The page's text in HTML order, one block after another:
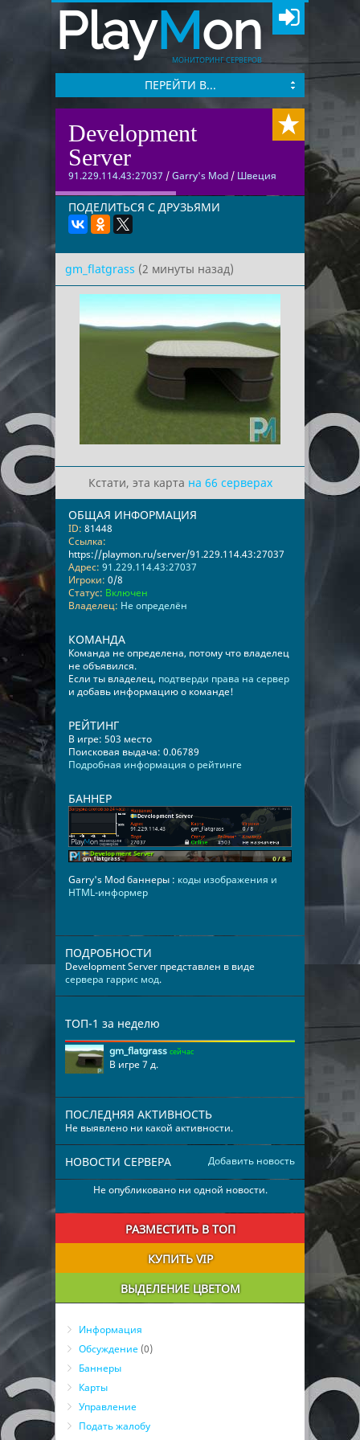
PlayMon
МОНИТОРИНГ СЕРВЕРОВ
ПЕРЕЙТИ В...
Development
Server
91.229.114.43:27037 /Garry's Mod / Швеция
ПОДЕЛИТЬСЯ С ДРУЗЬЯМИ
gm_flatgrass (2 минуты назад)
Кстати, эта карта на 66 серверах
ОБЩАЯ ИНФОРМАЦИЯ
ID: 81448
Ссылка:
https://playmon.ru/server/91.229.114.43:27037
Адрес: 91.229.114.43:27037
Игроки: 0/8
Статус: Включен
Владелец: Не определён
КОМАНДА
Команда не определена, потому что владелец
не объявился.
Если ты владелец, подтверди права на сервер
и добавь информацию о команде!
РЕЙТИНГ
В игре: 503 место
Поисковая выдача: 0.06789
Подробная информация о рейтинге
БАННЕР
Garry's Mod баннеры : коды изображения и
HTML-информер
ПОДРОБНОСТИ
Development Server представлен в виде
сервера гаррис мод.
ТОП-1 за неделю
gm_flatgrass сейчас
В игре 7 д.
ПОСЛЕДНЯЯ АКТИВНОСТЬ
Не выявлено ни какой активности.
Добавить новость
НОВОСТИ СЕРВЕРА
Не опубликовано ни одной новости.
РАЗМЕСТИТЬ В ТОП
КУПИТЬ VIP
ВЫДЕЛЕНИЕ ЦВЕТОМ
Информация
Обсуждение (0)
Баннеры
Карты
Управление
Подать жалобу